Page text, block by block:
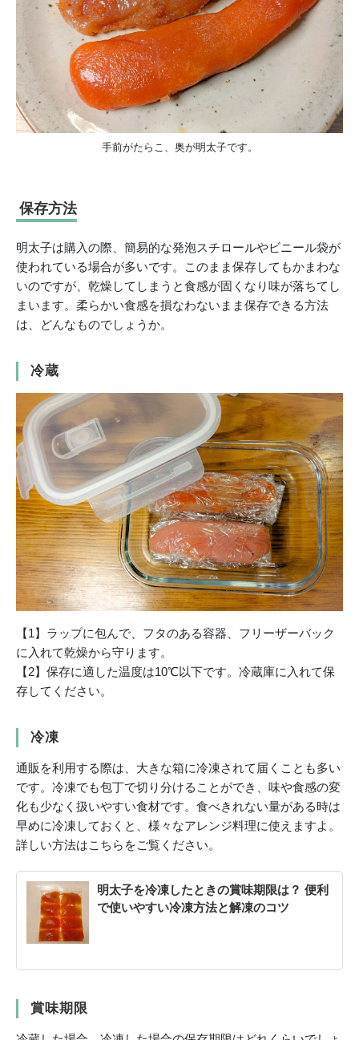
手前がたらこ、奥が明太子です。
保存方法
明太子は購入の際、簡易的な発泡スチロールやビニール袋が
使われている場合が多いです。このまま保存してもかまわな
いのですが、乾燥してしまうと食感が固くなり味が落ちてし
まいます。柔らかい食感を損なわないまま保存できる方法
は、どんなものでしょうか。
冷蔵
【1】ラップに包んで、フタのある容器、フリーザーバック
に入れて乾燥から守ります。
【2】保存に適した温度は10℃以下です。冷蔵庫に入れて保
存してください。
冷凍
通販を利用する際は、大きな箱に冷凍されて届くことも多い
です。冷凍でも包丁で切り分けることができ、味や食感の変
化も少なく扱いやすい食材です。食べきれない量がある時は
早めに冷凍しておくと、様々なアレンジ料理に使えますよ。
詳しい方法はこちらをご覧ください。
明太子を冷凍したときの賞味期限は？ 便利
で使いやすい冷凍方法と解凍のコツ
賞味期限